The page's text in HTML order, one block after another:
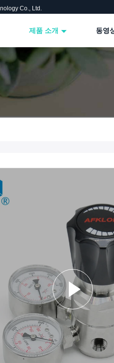
Co., Ltd.
제품 소개 동영